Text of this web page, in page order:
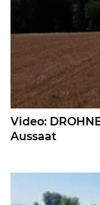
Video:
Aussaat